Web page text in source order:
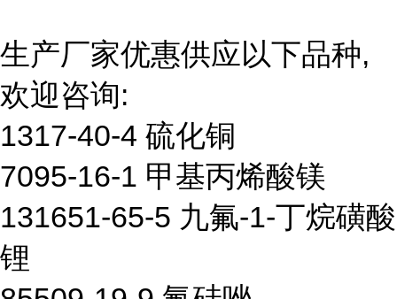
生产厂家优惠供应以下品种,
欢迎咨询:
1317-40-4 硫化铜
7095-16-1 甲基丙烯酸镁
131651-65-5 九氟-1-丁烷磺酸
锂